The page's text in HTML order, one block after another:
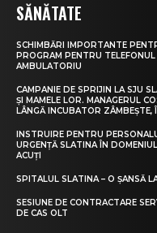
SĂNĂTATE
SCHIMBĂRI IMPORTANTE
PROGRAM PENTRU
AMBULATORIU
CAMPANIE DE SPRIJIN LA SJU
ȘI MAMELE LOR. MANAGERUL
LÂNGĂ INCUBATOR ZÂMBEȘTE,
INSTRUIRE PENTRU
URGENȚĂ SLATINA ÎN
ACUȚI
SPITALUL SLATINA – O ȘANSĂ
SESIUNE DE CONTRACTARE
DE CAS OLT